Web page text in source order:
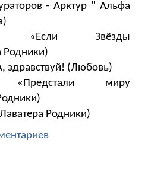
- Арктур " Альфа
«Если Звёзды
Родники)
(Любовь)
миру
Родники)